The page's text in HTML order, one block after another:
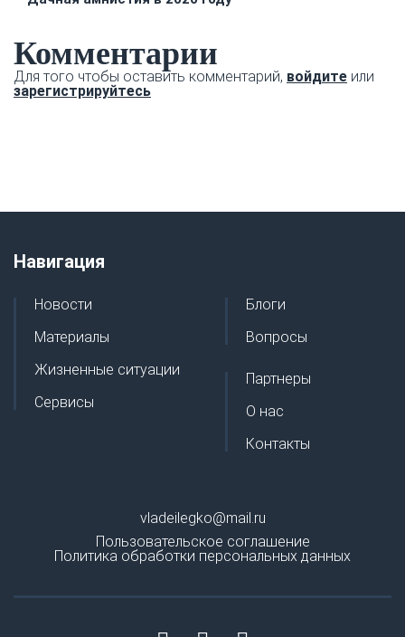
Комментарии
Для того чтобы оставить комментарий, войдите или
зарегистрируйтесь
Навигация
Новости
Материалы
Жизненные ситуации
Сервисы
Блоги
Вопросы
Партнеры
О нас
Контакты
vladeilegko@mail.ru
Пользовательское соглашение
Политика обработки персональных данных